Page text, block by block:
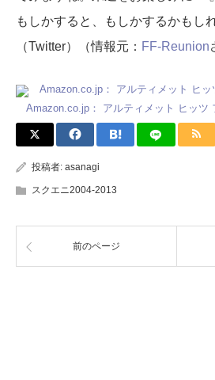
もしかすると、もしかするかもし
（Twitter）（情報元： FF-Reunion
Amazon.co.jp： アルティメット ヒッツ
投稿者: asanagi
スクエニ2004-2013
前のページ